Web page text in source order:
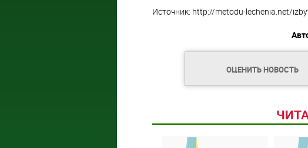
Источник: http://metodu-lechenia.net/
ОЦЕНИТЬ НОВОСТЬ